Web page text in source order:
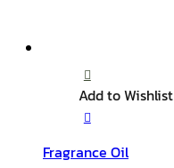
Add to Wishlist
Fragrance Oil